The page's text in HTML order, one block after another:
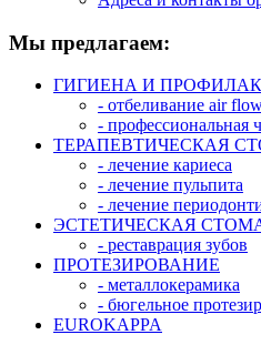
Мы предлагаем:
ГИГИЕНА И
- отбеливание аir
- профессиональная
ТЕРАПЕВТИЧЕСКАЯ
- лечение кариеса
- лечение пульпита
- лечение
ЭСТЕТИЧЕСКАЯ
- реставрация зубов
ПРОТЕЗИРОВАНИЕ
- металлокерамика
- бюгельное
EUROKAPPA